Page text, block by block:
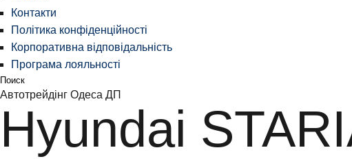
Контакти
Політика конфіденційності
Корпоративна відповідальність
Програма лояльності
Поиск
Автотрейдінг Одеса ДП
Hyundai